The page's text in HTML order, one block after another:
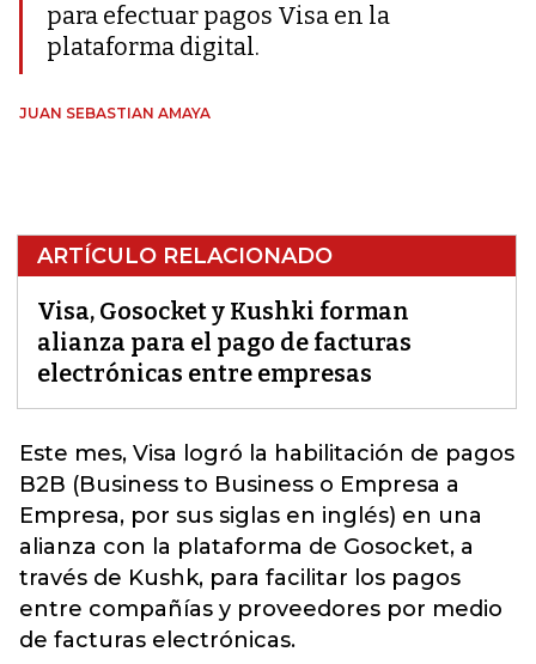
para efectuar pagos Visa en la
plataforma digital.
JUAN SEBASTIAN AMAYA
ARTÍCULO RELACIONADO
Visa, Gosocket y Kushki forman
alianza para el pago de facturas
electrónicas entre empresas
Este mes, Visa logró la habilitación de pagos
B2B (Business to Business o Empresa a
Empresa, por sus siglas en inglés) en una
alianza con la plataforma de Gosocket, a
través de Kushk, para facilitar los pagos
entre compañías y proveedores por medio
de facturas electrónicas.